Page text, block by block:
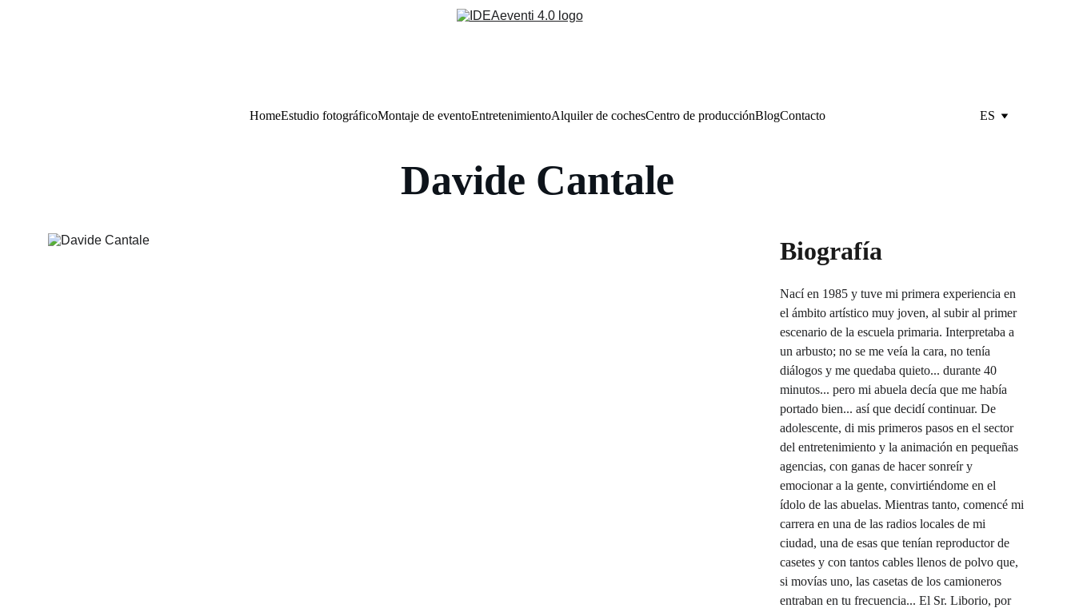
HomeEstudio fotográficoMontaje de eventoEntretenimientoAlquiler de cochesCentro de producciónBlogContacto ES
Davide Cantale
Biografía
Nací en 1985 y tuve mi primera experiencia en
el ámbito artístico muy joven, al subir al primer
escenario de la escuela primaria. Interpretaba a
un arbusto; no se me veía la cara, no tenía
diálogos y me quedaba quieto... durante 40
minutos... pero mi abuela decía que me había
portado bien... así que decidí continuar. De
adolescente, di mis primeros pasos en el sector
del entretenimiento y la animación en pequeñas
agencias, con ganas de hacer sonreír y
emocionar a la gente, convirtiéndome en el
ídolo de las abuelas. Mientras tanto, comencé mi
carrera en una de las radios locales de mi
ciudad, una de esas que tenían reproductor de
casetes y con tantos cables llenos de polvo que,
si movías uno, las casetas de los camioneros
entraban en tu frecuencia... El Sr. Liborio, por